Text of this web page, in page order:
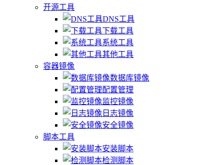
开源工具
DNS工具
下载工具
系统工具
其他工具
容器镜像
数据库镜像
配置管理
监控镜像
日志镜像
安全镜像
脚本工具
安装脚本
检测脚本